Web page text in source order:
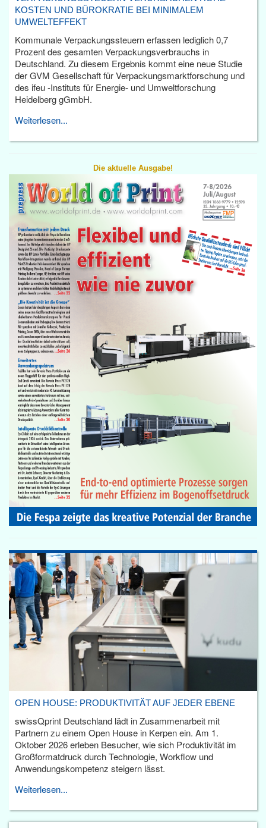
KOSTEN UND BÜROKRATIE BEI MINIMALEM
UMWELTEFFEKT
Kommunale Verpackungssteuern erfassen lediglich 0,7
Prozent des gesamten Verpackungsverbrauchs in
Deutschland. Zu diesem Ergebnis kommt eine neue Studie
der GVM Gesellschaft für Verpackungsmarktforschung und
des ifeu -Instituts für Energie- und Umweltforschung
Heidelberg gGmbH.
Weiterlesen...
Die aktuelle Ausgabe!
OPEN HOUSE: PRODUKTIVITÄT AUF JEDER EBENE
swissQprint Deutschland lädt in Zusammenarbeit mit
Partnern zu einem Open House in Kerpen ein. Am 1.
Oktober 2026 erleben Besucher, wie sich Produktivität im
Großformatdruck durch Technologie, Workflow und
Anwendungskompetenz steigern lässt.
Weiterlesen...